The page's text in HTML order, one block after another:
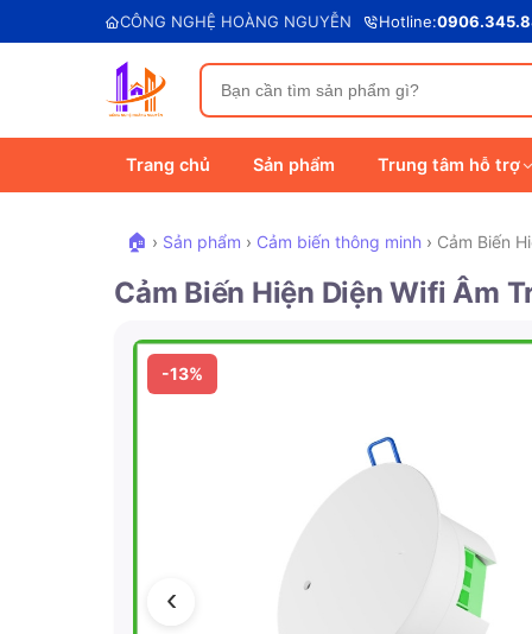
CÔNG NGHỆ HOÀNG NGUYỄN Hotline:
Trang chủ Sản phẩm Trung tâm hỗ trợ
🏠 › Sản phẩm › Cảm biến thông minh › Cảm Biến
Cảm Biến Hiện Diện Wifi Âm
‹
-13%